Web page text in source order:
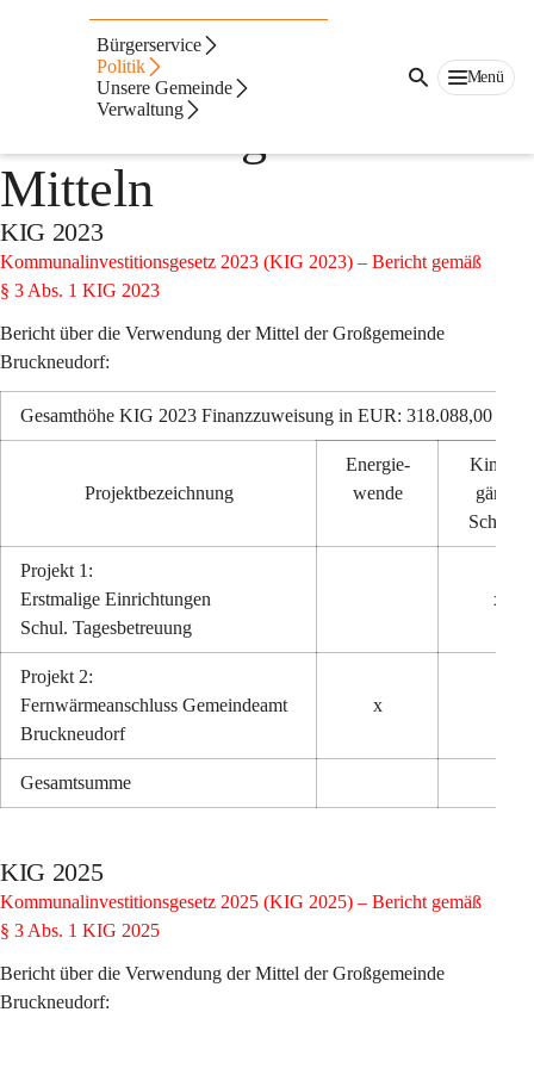
Bürgerservice
Politik
Unsere Gemeinde
Verwaltung
Menü
Berichte über die
Verwendung der KIG-
Mitteln
KIG 2023
Kommunalinvestitionsgesetz 2023 (KIG 2023) – Bericht gemäß
§ 3 Abs. 1 KIG 2023
Bericht über die Verwendung der Mittel der Großgemeinde
Bruckneudorf:
Gesamthöhe KIG 2023 Finanzzuweisung in EUR: 318.088,00
Projektbezeichnung
Energie-
wende
Kinder-
gärten
Schulen
Projekt 1:
Erstmalige Einrichtungen
Schul. Tagesbetreuung
x
Projekt 2:
Fernwärmeanschluss Gemeindeamt
Bruckneudorf
x
Gesamtsumme
KIG 2025
Kommunalinvestitionsgesetz 2025 (KIG 2025) – Bericht gemäß
§ 3 Abs. 1 KIG 2025
Bericht über die Verwendung der Mittel der Großgemeinde
Bruckneudorf: